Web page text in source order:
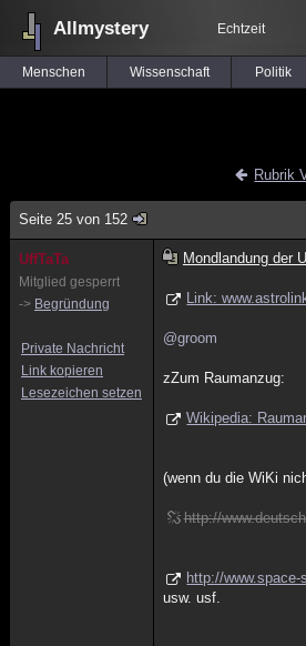
Allmystery Echtzeit
Menschen Wissenschaft Politik
Rubrik
Seite 25 von 152
UffTaTa
Mitglied gesperrt
-> Begründung
Private Nachricht
Link kopieren
Lesezeichen setzen
Mondlandung der
Link:
@groom
zZum Raumanzug:
Wikipedia:
(wenn du die WiKi
http://
http://
usw. usf.